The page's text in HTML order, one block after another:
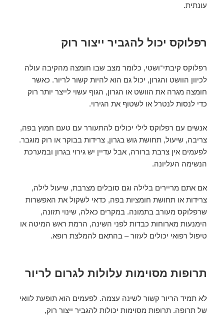
עונתית.
רפלוקס יכול להגביר ייצור רוק
רפלוקס קיבתי־ושטי, כלומר מצב שבו חומצה מהקיבה עולה
לכיוון הוושט והגרון, יכול גם הוא להיות קשור לריור. כאשר
חומצה מגרה את הוושט או הגרון, הגוף עשוי לייצר יותר רוק
כדי לנסות לנטרל או לשטוף את הגירוי.
אנשים עם רפלוקס לילי יכולים להתעורר עם טעם חמוץ בפה,
צריבה, שיעול, תחושת גוש בגרון, צרידות בבוקר או רוק מוגבר.
לפעמים אין צרבת ברורה, אבל עדיין יש גירוי בגרון ובמערכת
הנשימה העליונה.
אם אתם מריירים בלילה וגם סובלים מצרבת, שיעול לילה,
צרידות או תחושת חומציות בפה, כדאי לשקול את האפשרות
שרפלוקס מעורב בתמונה. במקרים כאלה, שינוי תזונה,
הימנעות מארוחות כבדות לפני השינה, הרמת ראש המיטה או
טיפול רפואי יכולים לעזור – בהתאם להמלצת רופא.
תרופות מסוימות עלולות לגרום לריור
לא תמיד הריור קשור לשינה עצמה. לפעמים הוא תופעת לוואי
של תרופה. תרופות מסוימות יכולות להגביר ייצור רוק,